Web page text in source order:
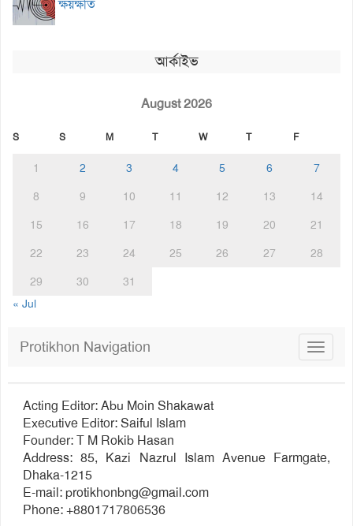
ক্ষয়ক্ষতি
আর্কাইভ
August 2026
S S M T W T F
1 2 3 4 5 6
7
8
9 10 11 12 13
14
15
16 17 18 19 20
21
22
23 24 25 26 27
28
29
30
31
« Jul
Toggle
Protikhon Navigation
Acting Editor: Abu Moin Shakawat
Executive Editor: Saiful Islam
Founder: T M Rokib Hasan
Address: 85, Kazi Nazrul Islam Avenue Farmgate,
Dhaka-1215
E-mail:protikhonbng@gmail.com
Phone: +8801717806536